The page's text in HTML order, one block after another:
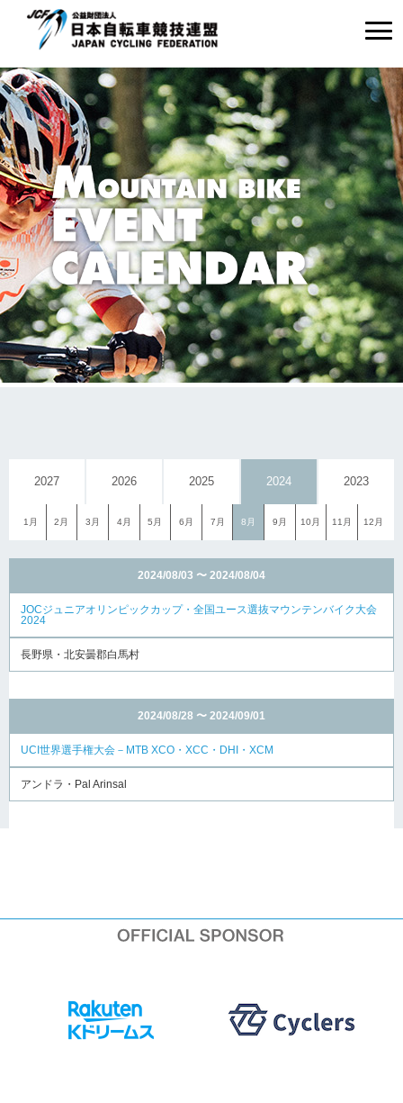
2027 2026 2025 2024 2023
1月 2月 3月 4月 5月 6月 7月 8月 9月 10月 11月 12月
2024/08/03 〜 2024/08/04
JOCジュニアオリンピックカップ・全国ユース選抜マウンテンバイク大会
2024
長野県・北安曇郡白馬村
2024/08/28 〜 2024/09/01
UCI世界選手権大会－MTB XCO・XCC・DHI・XCM
アンドラ・Pal Arinsal